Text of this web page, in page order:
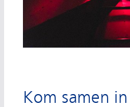
Kom samen